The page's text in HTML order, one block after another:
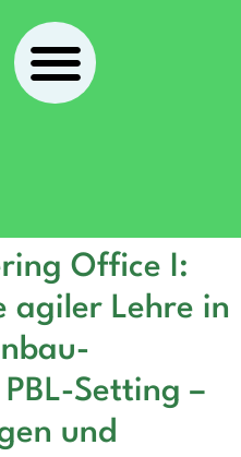
Office I:
agiler Lehre in
Setting –
und